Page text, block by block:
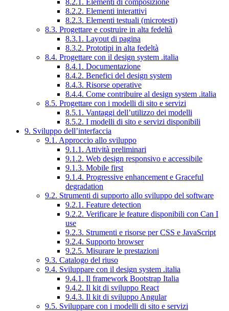
8.2.1. Elementi di composizione
8.2.2. Elementi interattivi
8.2.3. Elementi testuali (microtesti)
8.3. Progettare e costruire in alta fedeltà
8.3.1. Layout di pagina
8.3.2. Prototipi in alta fedeltà
8.4. Progettare con il design system .italia
8.4.1. Documentazione
8.4.2. Benefici del design system
8.4.3. Risorse operative
8.4.4. Come contribuire al design system .italia
8.5. Progettare con i modelli di sito e servizi
8.5.1. Vantaggi dell’utilizzo dei modelli
8.5.2. I modelli di sito e servizi disponibili
9. Sviluppo dell’interfaccia
9.1. Approccio allo sviluppo
9.1.1. Attività preliminari
9.1.2. Web design responsivo e accessibile
9.1.3. Mobile first
9.1.4. Progressive enhancement e Graceful
degradation
9.2. Strumenti di supporto allo sviluppo del software
9.2.1. Feature detection
9.2.2. Verificare le feature disponibili con Can I
use
9.2.3. Strumenti e risorse per CSS e JavaScript
9.2.4. Supporto browser
9.2.5. Misurare le prestazioni
9.3. Catalogo del riuso
9.4. Sviluppare con il design system .italia
9.4.1. Il framework Bootstrap Italia
9.4.2. Il kit di sviluppo React
9.4.3. Il kit di sviluppo Angular
9.5. Sviluppare con i modelli di sito e servizi